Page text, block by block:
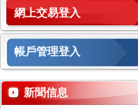
網上交易登入
帳戶管理登入
新聞信息